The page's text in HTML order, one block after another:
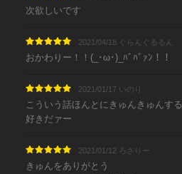
次欲しいです
2021/04/18 ぐらんぐるるん
おかわりー！！(_･ω･)_ﾊﾞﾊﾞｧﾝ！！
2021/01/17 いのり
こういう話ほんとにきゅんきゅんする
好きだァー
2021/01/12 ろさりー
きゅんをありがとう